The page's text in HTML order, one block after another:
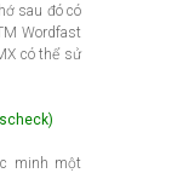
sau đó có
Wordfast
có thể sử
minh một